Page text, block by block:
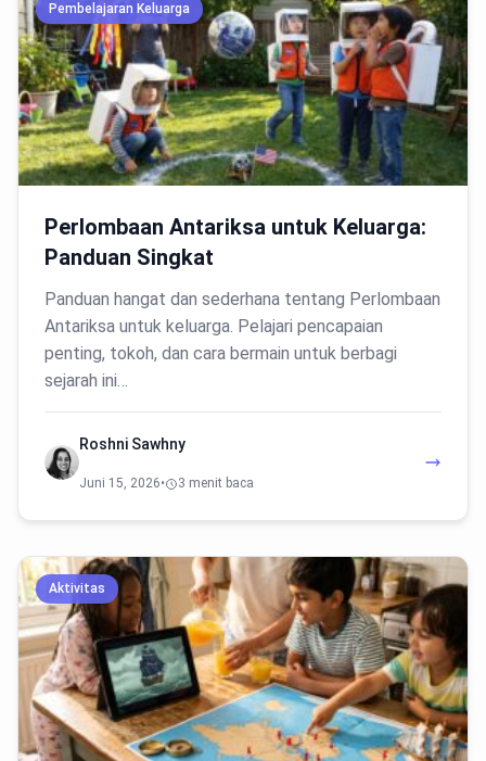
Pembelajaran Keluarga
Perlombaan Antariksa untuk Keluarga:
Panduan Singkat
Panduan hangat dan sederhana tentang Perlombaan
Antariksa untuk keluarga. Pelajari pencapaian
penting, tokoh, dan cara bermain untuk berbagi
sejarah ini…
Roshni Sawhny
Juni 15, 2026• 3 menit baca
Aktivitas